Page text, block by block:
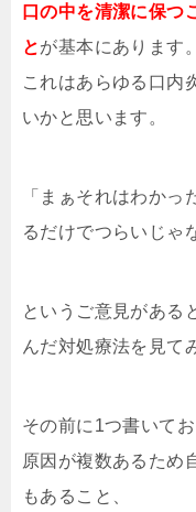
口の中を清潔に保つ
とが基本にあります。
これはあらゆる口内
いかと思います。
「まぁそれはわかっ
るだけでつらいじゃ
というご意見がある
んだ対処療法を見て
その前に1つ書いて
原因が複数あるため
もあること、